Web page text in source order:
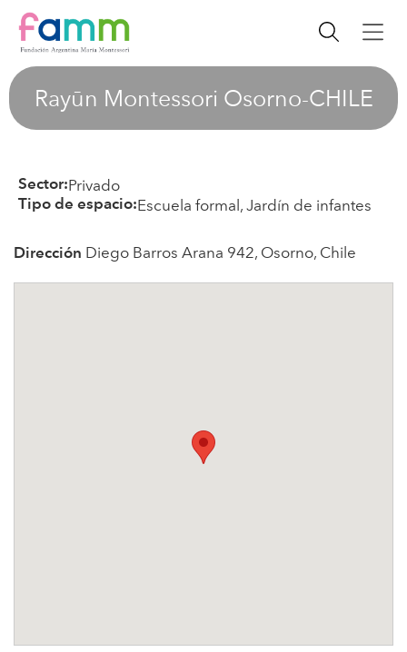
Rayūn Montessori Osorno-CHILE
Sector:Privado
Tipo de espacio:Escuela formal, Jardín de infantes
Dirección Diego Barros Arana 942, Osorno, Chile